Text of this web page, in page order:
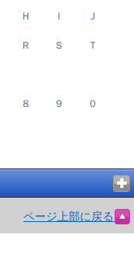
Ｈ Ｉ Ｊ
Ｒ Ｓ Ｔ
８ ９ ０
ページ上部に戻る